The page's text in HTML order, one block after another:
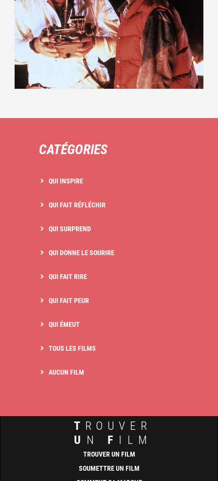
CATÉGORIES
QUI INSPIRE
QUI FAIT RÉFLÉCHIR
QUI SURPREND
QUI DONNE LE SOURIRE
QUI FAIT RIRE
QUI FAIT PEUR
QUI ÉMEUT
TOUS LES FILMS
AUCUN FILM
T ROUVER
U N F ILM
TROUVER UN FILM
SOUMETTRE UN FILM